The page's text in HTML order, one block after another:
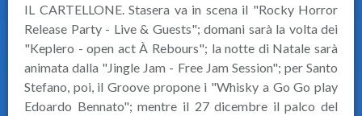
IL CARTELLONE. Stasera va in scena il "Rocky Horror
Release Party - Live & Guests"; domani sarà la volta dei
"Keplero - open act À Rebours"; la notte di Natale sarà
animata dalla "Jingle Jam - Free Jam Session"; per Santo
Stefano, poi, il Groove propone i "Whisky a Go Go play
Edoardo Bennato"; mentre il 27 dicembre il palco del